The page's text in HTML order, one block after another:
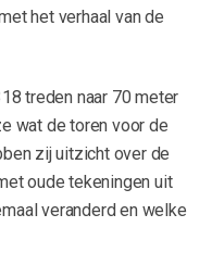
het verhaal van de
treden naar 70 meter
wat de toren voor de
zij uitzicht over de
oude tekeningen uit
veranderd en welke